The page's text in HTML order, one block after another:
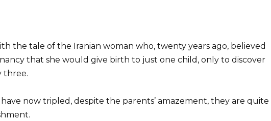
the tale of the Iranian woman who, twenty years ago, believed
that she would give birth to just one child, only to discover
three.
now tripled, despite the parents’ amazement, they are quite